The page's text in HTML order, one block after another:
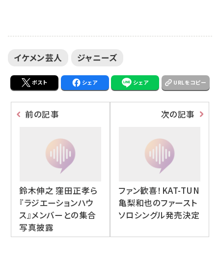
イケメン芸人 ジャニーズ
ポスト シェア シェア URLをコピー
前の記事
鈴木伸之 窪田正孝ら
『ラジエーションハウ
ス』メンバーとの集合
写真披露
次の記事
ファン歓喜！KAT-TUN
亀梨和也のファースト
ソロシングル発売決定